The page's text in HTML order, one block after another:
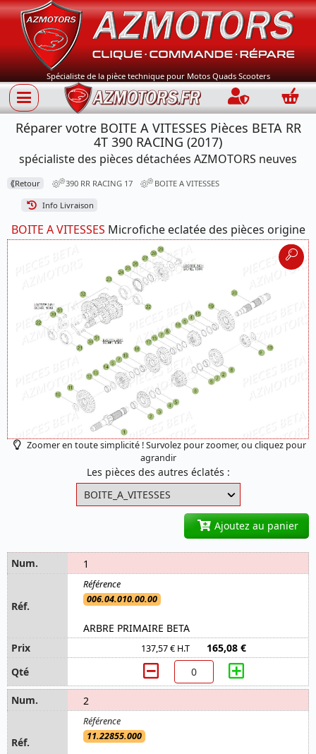
Spécialiste de la pièce technique pour Motos Quads Scooters
Connection
Réparer votre BOITE A VITESSES Pièces BETA RR
4T 390 RACING (2017)
spécialiste des pièces détachées AZMOTORS neuves
⟪Retour 390 RR RACING 17 BOITE A VITESSES
Info Livraison
BOITE A VITESSES Microfiche eclatée des pièces origine
Zoomer en toute simplicité ! Survolez pour zoomer, ou cliquez pour
agrandir
Les pièces des autres éclatés :
Ajoutez au panier
1
006.04.010.00.00
ARBRE PRIMAIRE BETA
137,57 € H.T 165,08 €
2
11.22855.000